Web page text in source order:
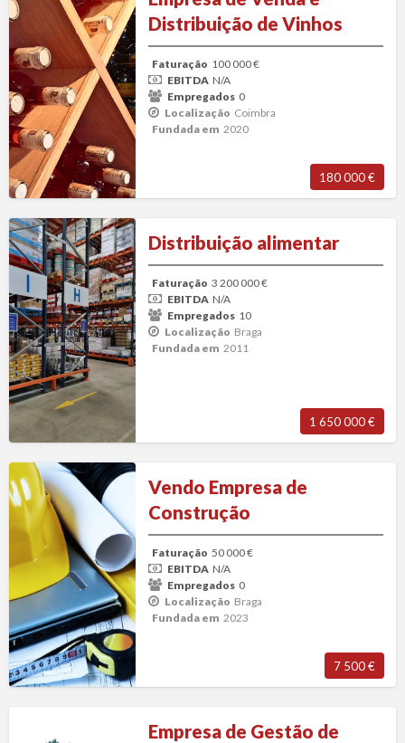
de
Venda
e
Distribuição
de
Vinhos
Distribuição de Vinhos
Faturação 100 000 €
EBITDA N/A
Empregados 0
Localização Coimbra
Fundada em 2020
180 000 €
Distribuição
alimentar
Distribuição alimentar
Faturação 3 200 000 €
EBITDA N/A
Empregados 10
Localização Braga
Fundada em 2011
1 650 000 €
Vendo
Empresa
Construção
Vendo Empresa de
Construção
Faturação 50 000 €
EBITDA N/A
Empregados 0
Localização Braga
Fundada em 2023
7 500 €
Empresa de Gestão de